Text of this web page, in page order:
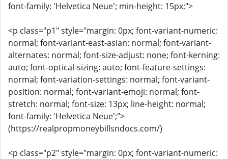
font-family: 'Helvetica Neue'; min-height: 15px;">
<p class="p1" style="margin: 0px; font-variant-numeric:
normal; font-variant-east-asian: normal; font-variant-
alternates: normal; font-size-adjust: none; font-kerning:
auto; font-optical-sizing: auto; font-feature-settings:
normal; font-variation-settings: normal; font-variant-
position: normal; font-variant-emoji: normal; font-
stretch: normal; font-size: 13px; line-height: normal;
font-family: 'Helvetica Neue';">
(https://realpropmoneybillsndocs.com/)
<p class="p2" style="margin: 0px; font-variant-numeric: